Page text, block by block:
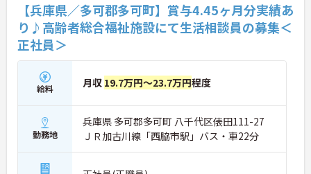
【兵庫県／多可郡多可町】賞与4.45ヶ月分実績あ
り♪高齢者総合福祉施設にて生活相談員の募集＜
正社員＞
給料 月収 19.7万円～23.7万円程度
勤務地
兵庫県 多可郡多可町 八千代区俵田111-27
ＪＲ加古川線「西脇市駅」バス・車22分